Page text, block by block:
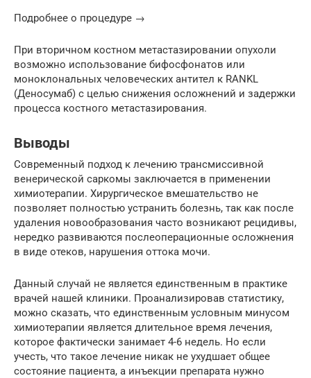
Подробнее о процедуре →
При вторичном костном метастазировании опухоли
возможно использование бифосфонатов или
моноклональных человеческих антител к RANKL
(Деносумаб) с целью снижения осложнений и задержки
процесса костного метастазирования.
Выводы
Современный подход к лечению трансмиссивной
венерической саркомы заключается в применении
химиотерапии. Хирургическое вмешательство не
позволяет полностью устранить болезнь, так как после
удаления новообразования часто возникают рецидивы,
нередко развиваются послеоперационные осложнения
в виде отеков, нарушения оттока мочи.
Данный случай не является единственным в практике
врачей нашей клиники. Проанализировав статистику,
можно сказать, что единственным условным минусом
химиотерапии является длительное время лечения,
которое фактически занимает 4-6 недель. Но если
учесть, что такое лечение никак не ухудшает общее
состояние пациента, а инъекции препарата нужно